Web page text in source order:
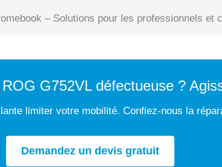
– Solutions pour les professionnels et
G752VL défectueuse ?
limiter votre mobilité. Confiez-nous la
Demandez un devis gratuit